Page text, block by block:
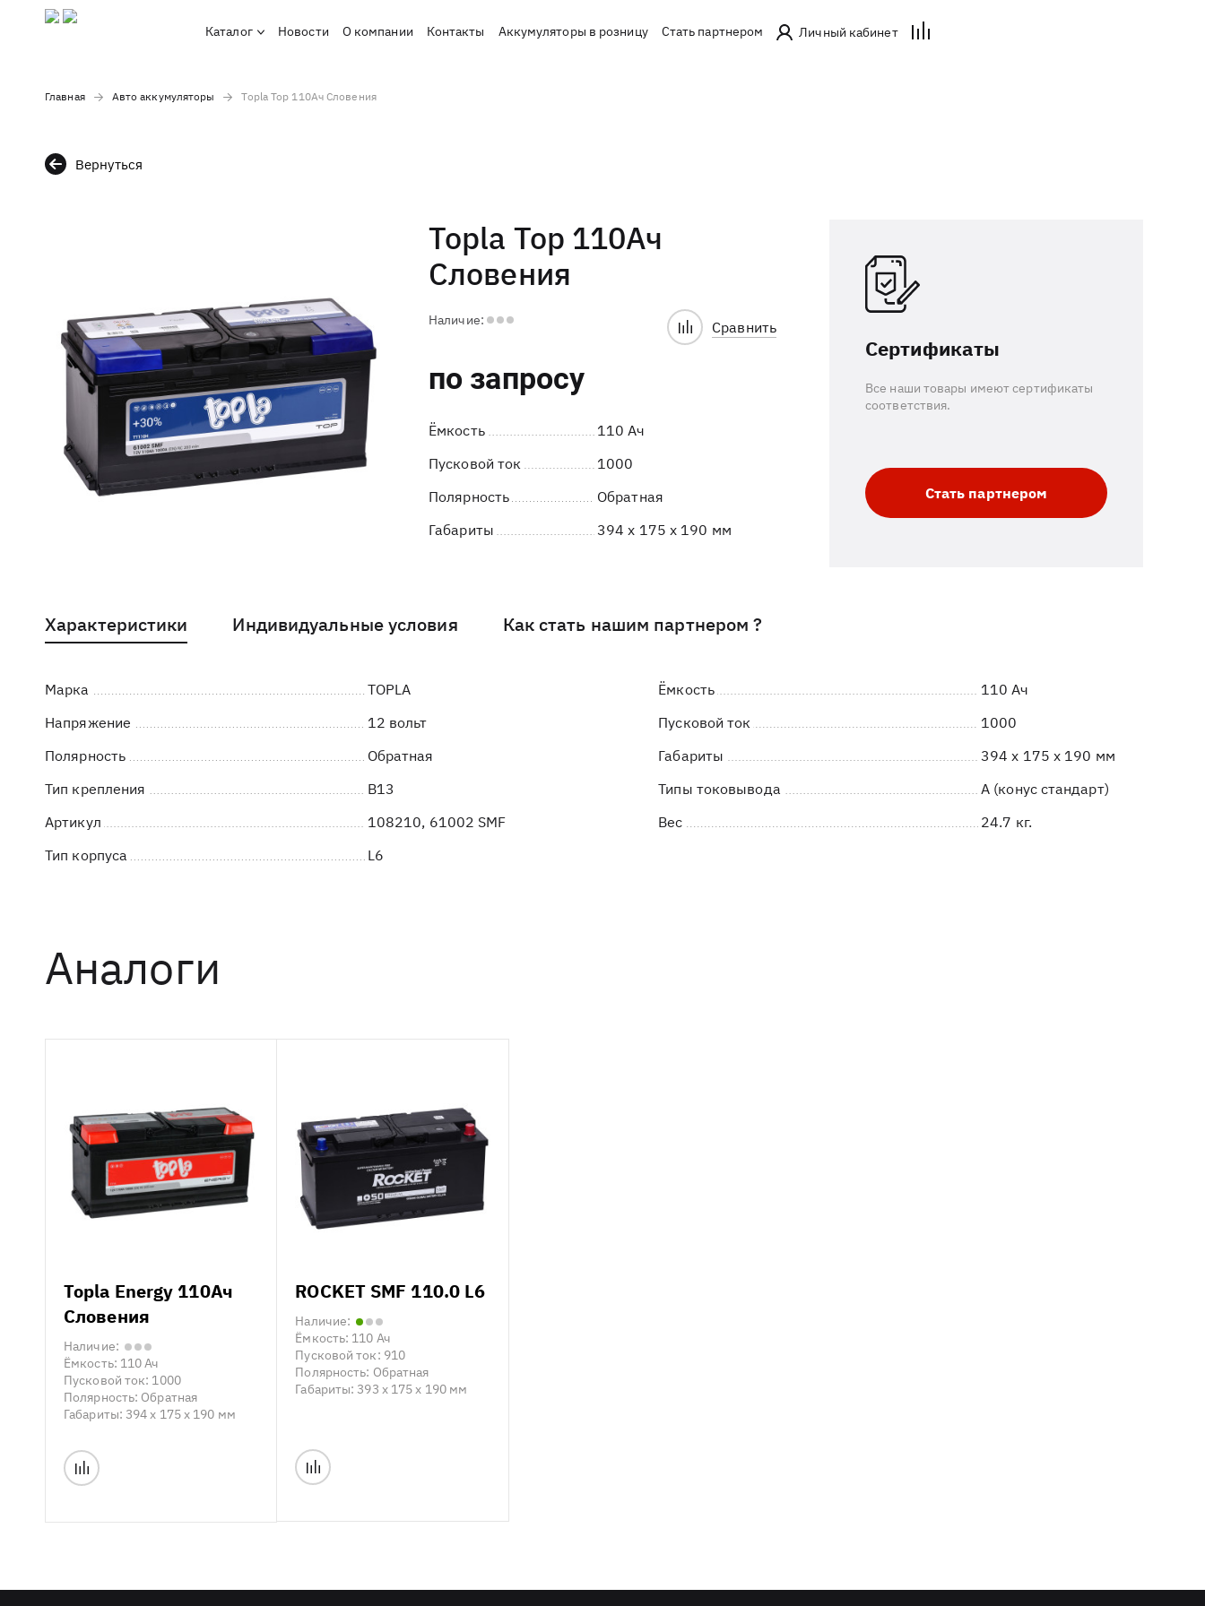
Каталог Новости О компании Контакты Аккумуляторы в розницу Стать партнером Личный кабинет
Главная Авто аккумуляторы Topla Top 110Ач Словения
Вернуться
Topla Top 110Ач
Словения
Наличие:
по запросу
Сравнить
Ёмкость
110 Ач
Пусковой ток
1000
Полярность
Обратная
Габариты
394 x 175 x 190 мм
Сертификаты
Все наши товары имеют сертификаты
соответствия.
Стать партнером
Характеристики Индивидуальные условия Как стать нашим партнером ?
Марка TOPLA Ёмкость
110 Ач
Напряжение
12 вольт Пусковой ток
1000
Полярность
Обратная Габариты
394 x 175 x 190 мм
Тип крепления
B13 Типы токовывода
A (конус стандарт)
Артикул
108210, 61002 SMF Вес
24.7 кг.
Тип корпуса
L6
Аналоги
Topla Energy 110Ач
Словения
Наличие:
Ёмкость: 110 Ач
Пусковой ток: 1000
Полярность: Обратная
Габариты: 394 x 175 x 190 мм
ROCKET SMF 110.0 L6
Наличие:
Ёмкость: 110 Ач
Пусковой ток: 910
Полярность: Обратная
Габариты: 393 x 175 x 190 мм